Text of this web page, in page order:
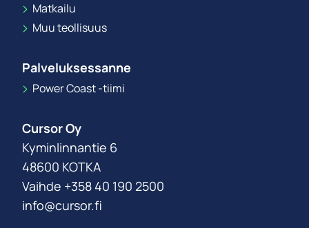
Matkailu
Muu teollisuus
Palveluksessanne
Power Coast -tiimi
Cursor Oy
Kyminlinnantie 6
48600 KOTKA
Vaihde +358 40 190 2500
info@cursor.fi